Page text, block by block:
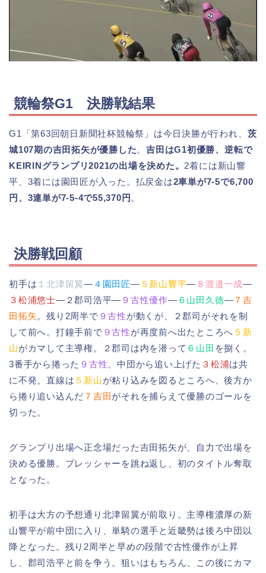
競輪祭G1 決勝戦結果
G1「第63回朝日新聞社杯競輪祭」は今日決勝が行われ、 茨
城107期の吉田拓矢が優勝した。吉田はG1初優勝、逆転で
KEIRINグランプリ2021の出場を決めた。 2着には新山響
平、3着には園田匠が入った。払戻金は2車単が7-5で6,700
円、3連単が7-5-4で55,370円 。
決勝戦回顧
初手は １北津留翼― ４園田匠― ５新山響平― ８渡邉一成―
３松浦悠士―２郡司浩平― ９古性優作― ６山田久徳― ７吉
田拓矢。残り2周半で ９古性が動くが、２郡司がそれを制
して前へ。打鐘手前で ９古性が再度前へ出たところへ ５新
山がカマして主導権。２郡司は内を潜って ６山田 を捌く。
3番手から捲った ９古性 、中団から追い上げた ３松浦は共
に不発。直線は ５新山が粘り込みを図るところへ、後方か
ら捲り追い込んだ ７吉田がそれを捕らえて優勝のゴールを
切った。
グランプリ出場へ正念場だった吉田拓矢が、自力で出場を
決める優勝。プレッシャーを跳ね返し、初のタイトル奪取
となった。
初手は大方の予想通り北津留翼が前取り。主導権濃厚の新
山響平が前中団に入り、単騎の選手と近畿勢は後ろ中団以
降となった。残り2周半と早めの段階で古性優作が上昇
し、郡司浩平と前を争う。狙いはもちろん、この後にカマ